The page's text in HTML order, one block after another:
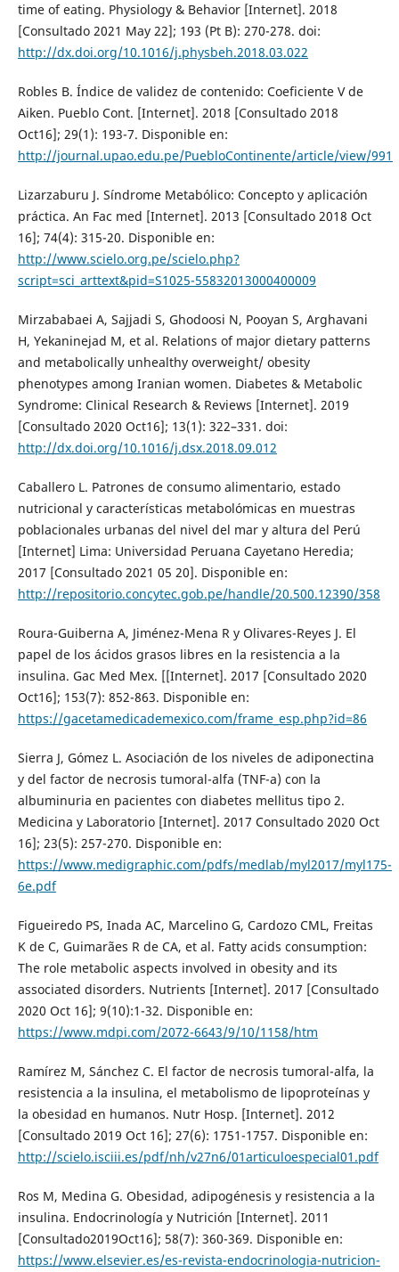
time of eating. Physiology & Behavior [Internet]. 2018
[Consultado 2021 May 22]; 193 (Pt B): 270-278. doi:
http://dx.doi.org/10.1016/j.physbeh.2018.03.022
Robles B. Índice de validez de contenido: Coeficiente V de
Aiken. Pueblo Cont. [Internet]. 2018 [Consultado 2018
Oct16]; 29(1): 193-7. Disponible en:
http://journal.upao.edu.pe/PuebloContinente/article/view/991
Lizarzaburu J. Síndrome Metabólico: Concepto y aplicación
práctica. An Fac med [Internet]. 2013 [Consultado 2018 Oct
16]; 74(4): 315-20. Disponible en:
http://www.scielo.org.pe/scielo.php?
script=sci_arttext&pid=S1025-55832013000400009
Mirzababaei A, Sajjadi S, Ghodoosi N, Pooyan S, Arghavani
H, Yekaninejad M, et al. Relations of major dietary patterns
and metabolically unhealthy overweight/ obesity
phenotypes among Iranian women. Diabetes & Metabolic
Syndrome: Clinical Research & Reviews [Internet]. 2019
[Consultado 2020 Oct16]; 13(1): 322–331. doi:
http://dx.doi.org/10.1016/j.dsx.2018.09.012
Caballero L. Patrones de consumo alimentario, estado
nutricional y características metabolómicas en muestras
poblacionales urbanas del nivel del mar y altura del Perú
[Internet] Lima: Universidad Peruana Cayetano Heredia;
2017 [Consultado 2021 05 20]. Disponible en:
http://repositorio.concytec.gob.pe/handle/20.500.12390/358
Roura-Guiberna A, Jiménez-Mena R y Olivares-Reyes J. El
papel de los ácidos grasos libres en la resistencia a la
insulina. Gac Med Mex. [[Internet]. 2017 [Consultado 2020
Oct16]; 153(7): 852-863. Disponible en:
https://gacetamedicademexico.com/frame_esp.php?id=86
Sierra J, Gómez L. Asociación de los niveles de adiponectina
y del factor de necrosis tumoral-alfa (TNF-a) con la
albuminuria en pacientes con diabetes mellitus tipo 2.
Medicina y Laboratorio [Internet]. 2017 Consultado 2020 Oct
16]; 23(5): 257-270. Disponible en:
https://www.medigraphic.com/pdfs/medlab/myl2017/myl175-
6e.pdf
Figueiredo PS, Inada AC, Marcelino G, Cardozo CML, Freitas
K de C, Guimarães R de CA, et al. Fatty acids consumption:
The role metabolic aspects involved in obesity and its
associated disorders. Nutrients [Internet]. 2017 [Consultado
2020 Oct 16]; 9(10):1-32. Disponible en:
https://www.mdpi.com/2072-6643/9/10/1158/htm
Ramírez M, Sánchez C. El factor de necrosis tumoral-alfa, la
resistencia a la insulina, el metabolismo de lipoproteínas y
la obesidad en humanos. Nutr Hosp. [Internet]. 2012
[Consultado 2019 Oct 16]; 27(6): 1751-1757. Disponible en:
http://scielo.isciii.es/pdf/nh/v27n6/01articuloespecial01.pdf
Ros M, Medina G. Obesidad, adipogénesis y resistencia a la
insulina. Endocrinología y Nutrición [Internet]. 2011
[Consultado2019Oct16]; 58(7): 360-369. Disponible en:
https://www.elsevier.es/es-revista-endocrinologia-nutricion-